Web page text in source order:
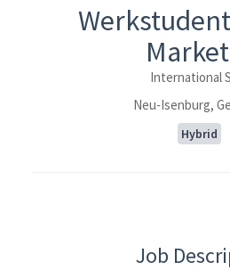
International
Neu-Isenburg,
Hybrid
Job